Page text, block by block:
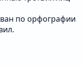
по орфографии